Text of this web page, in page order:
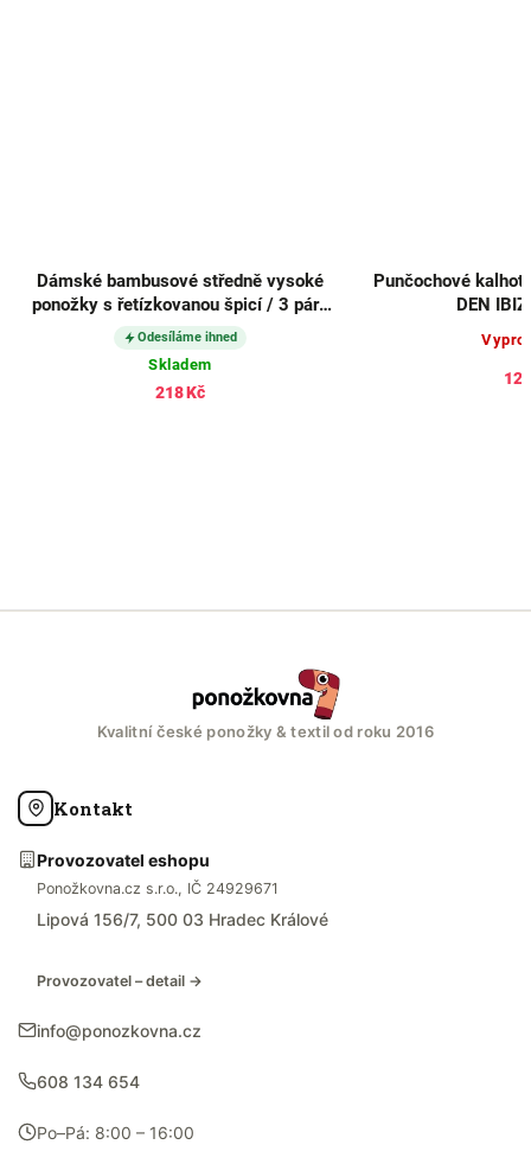
Dámské bambusové středně vysoké
ponožky s řetízkovanou špicí / 3 páry
36942
Odesíláme ihned
Skladem
218 Kč
Punčochové
DEN
Kvalitní české ponožky & textil od roku 2016
Kontakt
Provozovatel eshopu
Ponožkovna.cz s.r.o., IČ 24929671
Lipová 156/7, 500 03 Hradec Králové
Provozovatel – detail →
info@ponozkovna.cz
608 134 654
Po–Pá: 8:00 – 16:00